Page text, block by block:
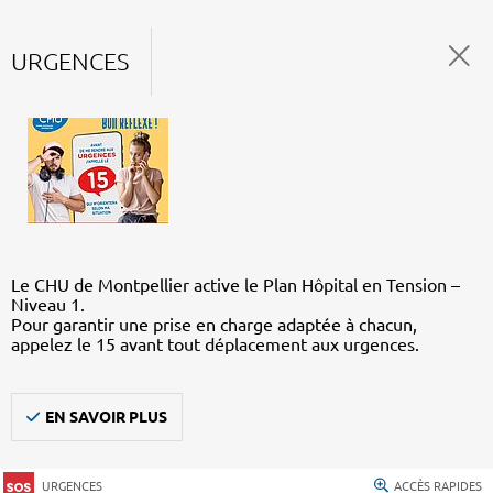
URGENCES
Le CHU de Montpellier active le Plan Hôpital en Tension –
Niveau 1.
Pour garantir une prise en charge adaptée à chacun,
appelez le 15 avant tout déplacement aux urgences.
EN SAVOIR PLUS
URGENCES ACCÈS RAPIDES